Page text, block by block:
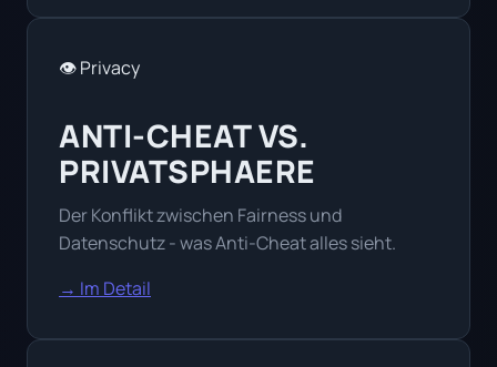
👁️ Privacy
ANTI-CHEAT VS.
PRIVATSPHAERE
Der Konflikt zwischen Fairness und
Datenschutz - was Anti-Cheat alles sieht.
→ Im Detail